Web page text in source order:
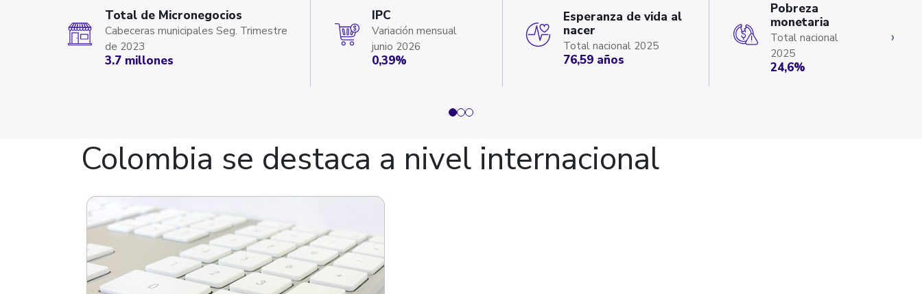
Cabeceras municipales Seg. Trimestre
de 2023
Total de Micronegocios
3.7 millones
Variación mensual
junio 2026
IPC
0,39%
Total nacional 2025
Esperanza de vida al
nacer
76,59 años
Total nacional
2025
Pobreza
monetaria
24,6%
›
Colombia se destaca a nivel internacional